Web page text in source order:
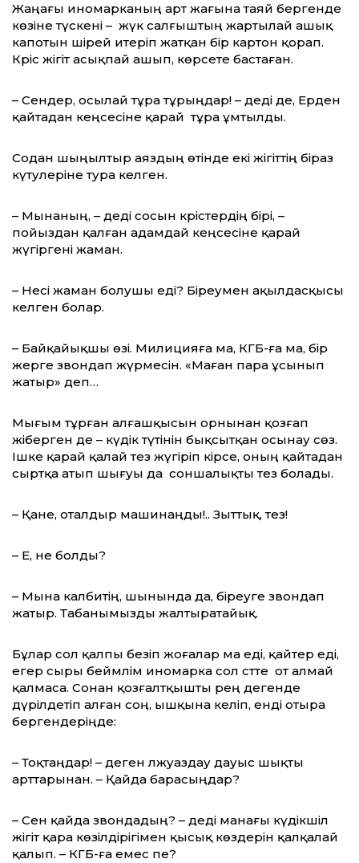
Жаңағы иномарканың арт жағына таяй бергенде
көзіне түскені – жүк салғыштың жартылай ашық
капотын шірей итеріп жатқан бір картон қорап.
Кәріс жігіт асықпай ашып, көрсете бастаған.
– Сендер, осылай тұра тұрыңдар! – деді де, Ерден
қайтадан кеңсесіне қарай тұра ұмтылды.
Содан шыңылтыр аяздың өтінде екі жігіттің біраз
күтулеріне тура келген.
– Мынаның, – деді сосын кәрістердің бірі, –
пойыздан қалған адамдай кеңсесіне қарай
жүгіргені жаман.
– Несі жаман болушы еді? Біреумен ақылдасқысы
келген болар.
– Байқайықшы өзі. Милицияға ма, КГБ-ға ма, бір
жерге звондап жүрмесін. «Маған пара ұсынып
жатыр» деп…
Мығым тұрған алғашқысын орнынан қозғап
жіберген де – күдік түтінін бықсытқан осынау сөз.
Ішке қарай қалай тез жүгіріп кірсе, оның қайтадан
сыртқа атып шығуы да соншалықты тез болады.
– Қане, оталдыр машинаңды!.. Зыттық, тез!
– Е, не болды?
– Мына калбитің, шынында да, біреуге звондап
жатыр. Табанымызды жалтыратайық.
Бұлар сол қалпы безіп жоғалар ма еді, қайтер еді,
егер сыры беймәлім иномарка сол сәтте от алмай
қалмаса. Сонан қозғалтқышты әрең дегенде
дүрілдетіп алған соң, ышқына келіп, енді отыра
бергендеріңде:
– Тоқтаңдар! – деген әлжуаздау дауыс шықты
арттарынан. – Қайда барасыңдар?
– Сен қайда звондадың? – деді манағы күдік­шіл
жігіт қара көзілдірігімен қысық көздерін қалқалай
қалып. – КГБ-ға емес пе?